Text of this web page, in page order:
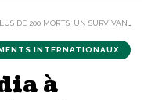
UN SURVIVANT ET UNE NATION SOUS LE CHOC
INTERNATIONAUX
à